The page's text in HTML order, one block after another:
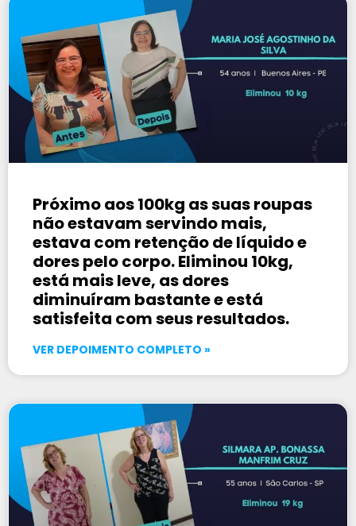
Próximo aos 100kg as suas roupas
não estavam servindo mais,
estava com retenção de líquido e
dores pelo corpo. Eliminou 10kg,
está mais leve, as dores
diminuíram bastante e está
satisfeita com seus resultados.
VER DEPOIMENTO COMPLETO »